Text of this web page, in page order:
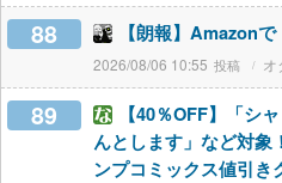
88 【朗報】Amazon
2026/08/06 10:55 オ
89
【40％OFF】「シ
んとします」など対
ンプコミックス値引き